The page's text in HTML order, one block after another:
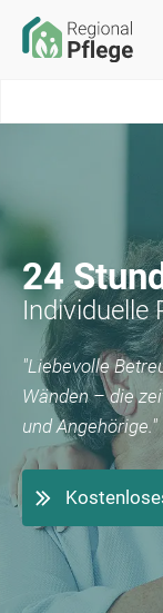
24
Individuelle
"Liebevolle
Wänden – die
und Angehörige."